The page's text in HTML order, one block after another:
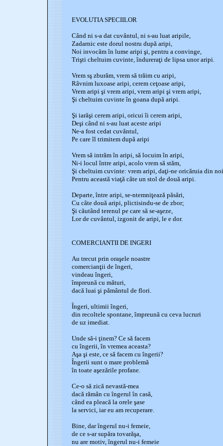
EVOLUTIA SPECIILOR
Când ni s-a dat cuvântul, ni s-au luat aripile,
Zadarnic este dorul nostru după aripi,
Noi invocăm în lume aripi şi, pentru a convinge,
Trişti cheltuim cuvinte, îndureraţi de lipsa unor aripi.
Vrem sş zburăm, vrem să trăim cu aripi,
Râvnim luxoase aripi, cerem ceţoase aripi,
Vrem aripi şi vrem aripi, vrem aripi şi vrem aripi,
Şi cheltuim cuvinte în goana după aripi.
Şi iarăşi cerem aripi, oricui îi cerem aripi,
Deşi când ni s-au luat aceste aripi
Ne-a fost cedat cuvântul,
Pe care îl trimitem după aripi
Vrem să intrăm în aripi, să locuim în aripi,
Ni-i locul între aripi, acolo vrem să stăm,
Şi cheltuim cuvinte: vrem aripi, daţi-ne oricăruia din noi
Pentru această viaţă câte un stol de două aripi.
Departe, între aripi, se-ntemniţează păsări,
Cu câte două aripi, plictisindu-se de zbor;
Şi căutând terenul pe care să se-aşeze,
Lor de cuvântul, izgonit de aripi, le e dor.
COMERCIANTII DE INGERI
Au trecut prin oraşele noastre
comercianţii de îngeri,
vindeau îngeri,
împreună cu mături,
dacă luai şi pământul de flori.
Îngeri, ultimii îngeri,
din recoltele spontane, împreună cu ceva lucruri
de uz imediat.
Unde să-i ţinem? Ce să facem
cu îngerii, în vremea aceasta?
Aşa şi este, ce să facem cu îngerii?
Îngerii sunt o mare problemă
în toate aşezările profane.
Ce-o să zică nevastă-mea
dacă rămân cu îngerul în casă,
când ea pleacă la orele şase
la servici, iar eu am recuperare.
Bine, dar îngerul nu-i femeie,
de ce s-ar supăra tovarăşa,
nu are motiv, îngerul nu-i femeie